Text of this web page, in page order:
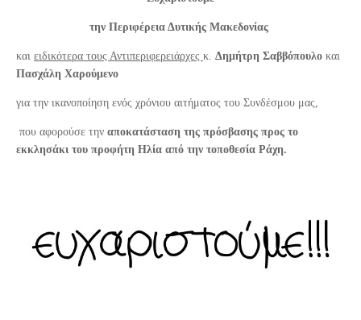
την Περιφέρεια Δυτικής Μακεδονίας
και ειδικότερα τους Αντιπεριφερειάρχες κ. Δημήτρη Σαββόπουλο και
Πασχάλη Χαρούμενο
για την ικανοποίηση ενός χρόνιου αιτήματος του Συνδέσμου μας,
που αφορούσε την αποκατάσταση της πρόσβασης προς το
εκκλησάκι του προφήτη Ηλία από την τοποθεσία Ράχη.